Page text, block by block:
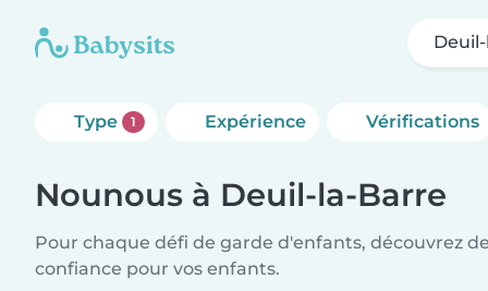
Type 1 Expérience Vérifications
Nounous à Deuil-la-Barre
Pour chaque défi de garde d'enfants, découvrez
confiance pour vos enfants.